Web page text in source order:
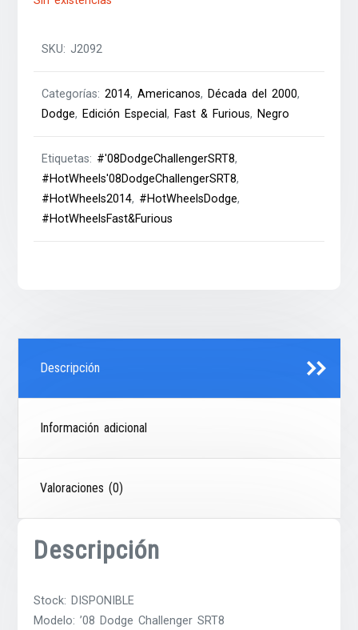
SKU:J2092
Categorías:2014,Americanos,Década del 2000,
Dodge,Edición Especial,Fast & Furious,Negro
Etiquetas: #'08DodgeChallengerSRT8,
#HotWheels'08DodgeChallengerSRT8,
#HotWheels2014, #HotWheelsDodge,
#HotWheelsFast&Furious
Descripción
Información adicional
Valoraciones (0)
Descripción
Stock: DISPONIBLE
Modelo: ’08 Dodge Challenger SRT8